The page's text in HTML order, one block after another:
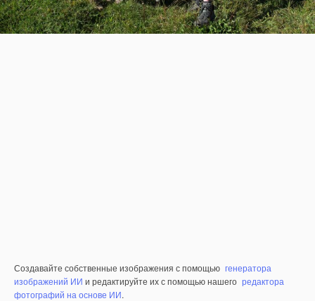
Создавайте собственные изображения с помощью генератора
изображений ИИ и редактируйте их с помощью нашего редактора
фотографий на основе ИИ.